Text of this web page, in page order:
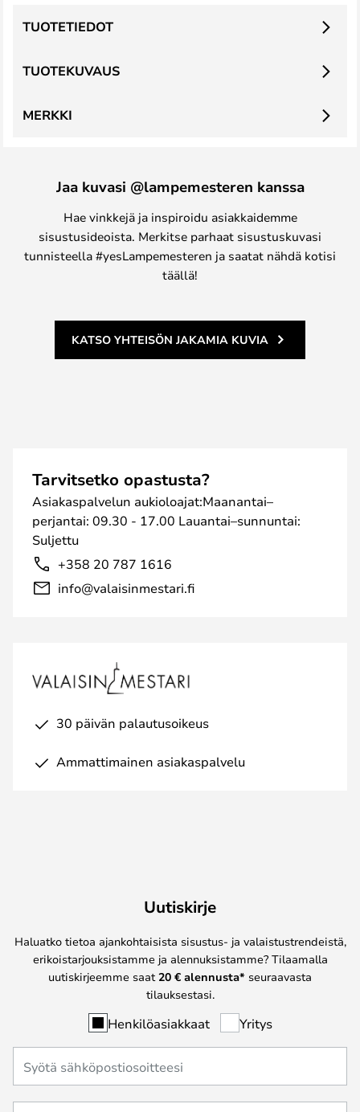
TUOTEKUVAUS
TUOTETIEDOT
MERKKI
Jaa kuvasi @lampemesteren kanssa
Hae vinkkejä ja inspiroidu asiakkaidemme
sisustusideoista. Merkitse parhaat sisustuskuvasi
tunnisteella #yesLampemesteren ja saatat nähdä kotisi
täällä!
KATSO YHTEISÖN JAKAMIA KUVIA
Tarvitsetko opastusta?
Asiakaspalvelun aukioloajat:Maanantai–
perjantai: 09.30 - 17.00 Lauantai–sunnuntai:
Suljettu
+358 20 787 1616
info@valaisinmestari.fi
30 päivän palautusoikeus
Ammattimainen asiakaspalvelu
Uutiskirje
Haluatko tietoa ajankohtaisista sisustus- ja valaistustrendeistä,
erikoistarjouksistamme ja alennuksistamme? Tilaamalla
uutiskirjeemme saat 20 € alennusta* seuraavasta
tilauksestasi.
Henkilöasiakkaat Yritys